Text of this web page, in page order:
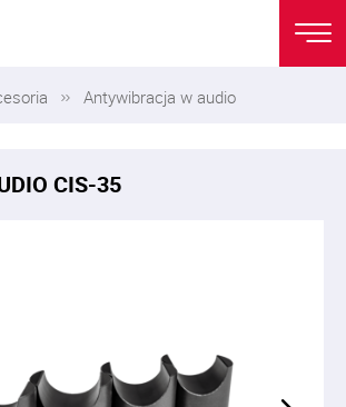
Antywibracja w audio
CIS-35